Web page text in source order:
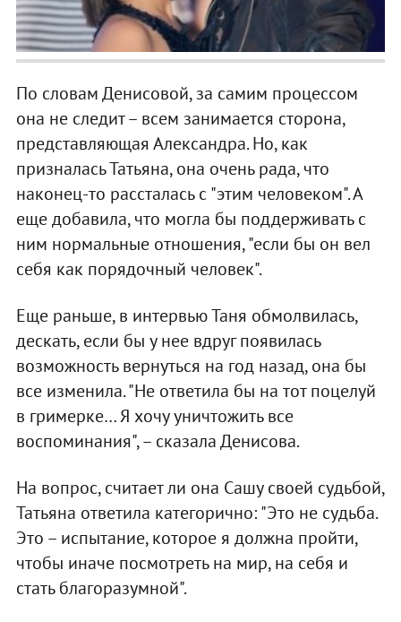
По словам Денисовой, за самим процессом
она не следит – всем занимается сторона,
представляющая Александра. Но, как
призналась Татьяна, она очень рада, что
наконец-то рассталась с "этим человеком". А
еще добавила, что могла бы поддерживать с
ним нормальные отношения, "если бы он вел
себя как порядочный человек".
Еще раньше, в интервью Таня обмолвилась,
дескать, если бы у нее вдруг появилась
возможность вернуться на год назад, она бы
все изменила. "Не ответила бы на тот поцелуй
в гримерке… Я хочу уничтожить все
воспоминания", – сказала Денисова.
На вопрос, считает ли она Сашу своей судьбой,
Татьяна ответила категорично: "Это не судьба.
Это – испытание, которое я должна пройти,
чтобы иначе посмотреть на мир, на себя и
стать благоразумной".